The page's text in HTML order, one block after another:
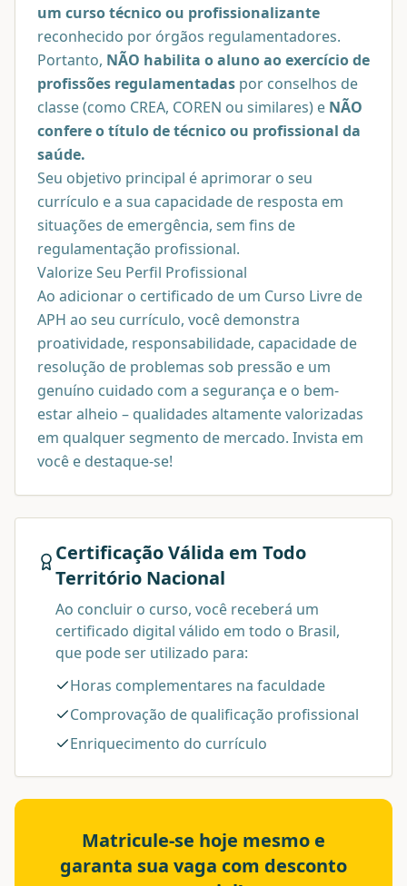
um curso técnico ou profissionalizante
reconhecido por órgãos regulamentadores.
Portanto, NÃO habilita o aluno ao exercício de
profissões regulamentadas por conselhos de
classe (como CREA, COREN ou similares) e NÃO
confere o título de técnico ou profissional da
saúde.
Seu objetivo principal é aprimorar o seu
currículo e a sua capacidade de resposta em
situações de emergência, sem fins de
regulamentação profissional.
Valorize Seu Perfil Profissional
Ao adicionar o certificado de um Curso Livre de
APH ao seu currículo, você demonstra
proatividade, responsabilidade, capacidade de
resolução de problemas sob pressão e um
genuíno cuidado com a segurança e o bem-
estar alheio – qualidades altamente valorizadas
em qualquer segmento de mercado. Invista em
você e destaque-se!
Certificação Válida em Todo
Território Nacional
Ao concluir o curso, você receberá um
certificado digital válido em todo o Brasil,
que pode ser utilizado para:
Horas complementares na faculdade
Comprovação de qualificação profissional
Enriquecimento do currículo
Matricule-se hoje mesmo e
garanta sua vaga com desconto